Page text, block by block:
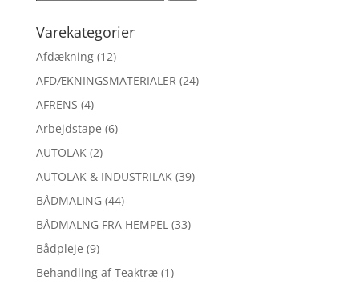
Varekategorier
Afdækning (12)
AFDÆKNINGSMATERIALER (24)
AFRENS (4)
Arbejdstape (6)
AUTOLAK (2)
AUTOLAK & INDUSTRILAK (39)
BÅDMALING (44)
BÅDMALNG FRA HEMPEL (33)
Bådpleje (9)
Behandling af Teaktræ (1)